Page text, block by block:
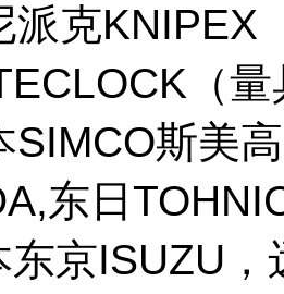
派克KNIPEX
（
SIMCO斯美
东日
东京ISUZU